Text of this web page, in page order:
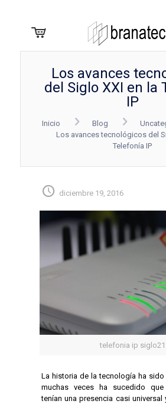
Los avances
del Siglo XXI en la
IP
Inicio Blog
Los avances tecnológicos del
Telefonía IP
diciembre 19, 2016
telefonia ip siglo21
La historia de la tecnología ha sido
muchas veces ha sucedido
tenían una presencia casi universal